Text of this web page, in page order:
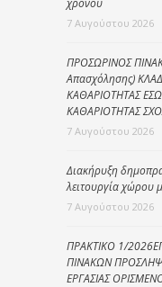
7 Αυγούστου 2026
ΠΡΟΣΩΡΙΝΟΣ
Απασχόλησης)
ΚΑΘΑΡΙΟΤΗΤΑΣ
ΚΑΘΑΡΙΟΤΗΤΑΣ
7 Αυγούστου 2026
Διακήρυξη
λειτουργία χώρου
7 Αυγούστου 2026
ΠΡΑΚΤΙΚΟ 1/
ΠΙΝΑΚΩΝ
ΕΡΓΑΣΙΑΣ